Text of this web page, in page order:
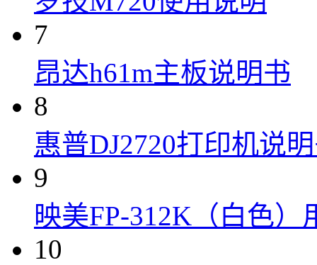
7
昂达h61m主板说明书
8
惠普DJ2720打印机说
9
映美FP-312K（白色）
10